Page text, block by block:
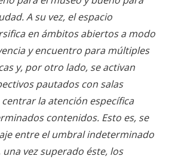
A su vez, el espacio
en ámbitos abiertos a modo
y encuentro para múltiples
y, por otro lado, se activan
pautados con salas
la atención específica
contenidos. Esto es, se
entre el umbral indeterminado
vez superado éste, los